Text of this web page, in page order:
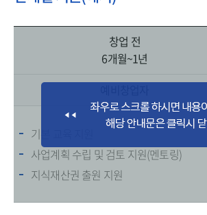
창업 전
6개월~1년
기본 교육 지원
사업계획 수립 및 검토 지원(멘토링)
지식재산권 출원 지원